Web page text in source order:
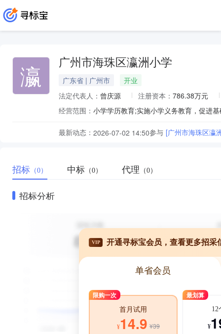
瀛 广州市海珠区瀛洲小学
广东省 | 广州市
开业
法定代表人： 曾庆源 注册资本： 786.38万元
经营范围： 小学学历教育;实施小学义务教育，促进
最新动态： 2026-07-02 14:50参与 [广州市海珠区瀛
招标 （0） 中标 （0） 代理 （0）
招标分析
VIP 开通寻标宝会员，查看更多招采
单省会员
限购一次
首月试用
¥14.9 ¥39
最划算
12
¥